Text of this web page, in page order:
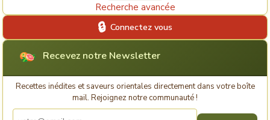
Recherche avancée
Connectez vous
Recevez notre Newsletter
Recettes inédites et saveurs orientales directement dans votre boîte
mail. Rejoignez notre communauté !